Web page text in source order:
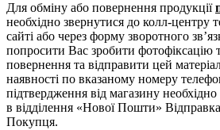
Для обміну або повернення продукції
необхідно звернутися до колл-центру
сайті або через форму зворотного
попросити Вас зробити фотофіксацію
повернення та відправити цей
наявності по вказаному номеру
підтвердження від магазину
в відділення «Нової Пошти»
Покупця.